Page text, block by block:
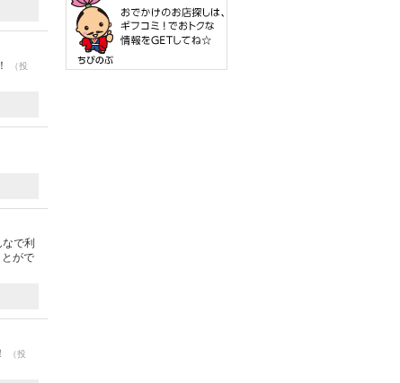
（投
で利
がで
（投